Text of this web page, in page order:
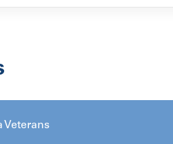
Veterans